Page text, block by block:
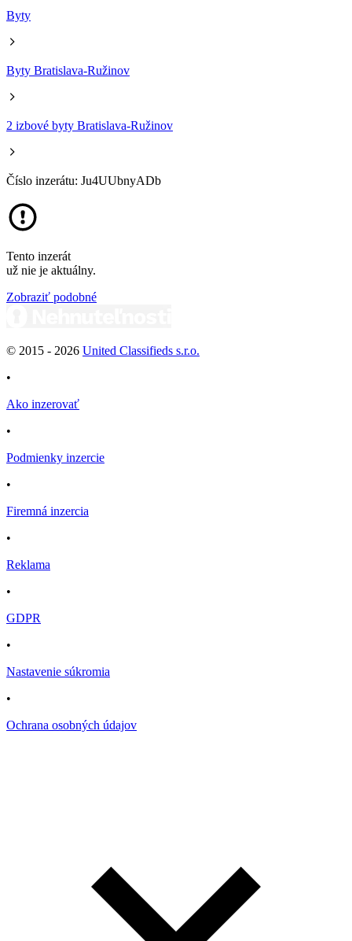
Byty
Byty Bratislava-Ružinov
2 izbové byty Bratislava-Ružinov
Číslo inzerátu: Ju4UUbnyADb
Tento inzerát
už nie je aktuálny.
Zobraziť podobné
© 2015 - 2026 United Classifieds s.r.o.
•
Ako inzerovať
•
Podmienky inzercie
•
Firemná inzercia
•
Reklama
•
GDPR
•
Nastavenie súkromia
•
Ochrana osobných údajov